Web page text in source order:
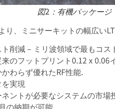
図2：有機パッケージ
り、ミニサーキットの幅広い
削減 – ミリ波領域で最もコ
のフットプリント0.12 x 0.06
わらず優れたRF性能.
実現
ントが必要なシステムの市場